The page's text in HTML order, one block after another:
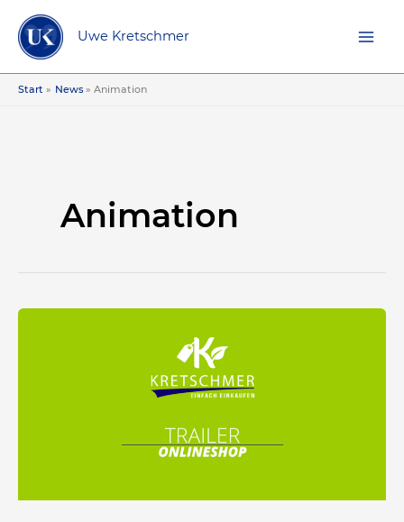
Inhalt
springen
Uwe Kretschmer
Start News Animation
Animation
Kurzer
|